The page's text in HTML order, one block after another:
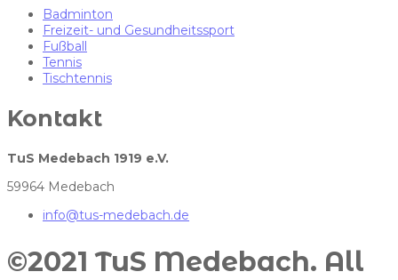
Badminton
Freizeit- und Gesundheitssport
Fußball
Tennis
Tischtennis
Kontakt
TuS Medebach 1919 e.V.
59964 Medebach
info@tus-medebach.de
©2021 TuS Medebach. All